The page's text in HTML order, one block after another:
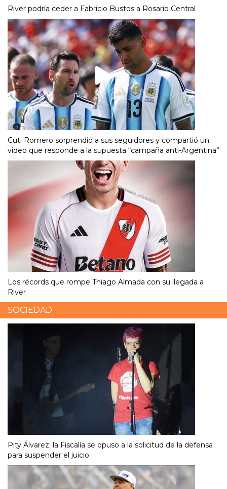
River podría ceder a Fabricio Bustos a Rosario Central
Cuti Romero sorprendió a sus seguidores y compartió un
video que responde a la supuesta “campaña anti-Argentina”
Los récords que rompe Thiago Almada con su llegada a
River
SOCIEDAD
Pity Álvarez: la Fiscalía se opuso a la solicitud de la defensa
para suspender el juicio